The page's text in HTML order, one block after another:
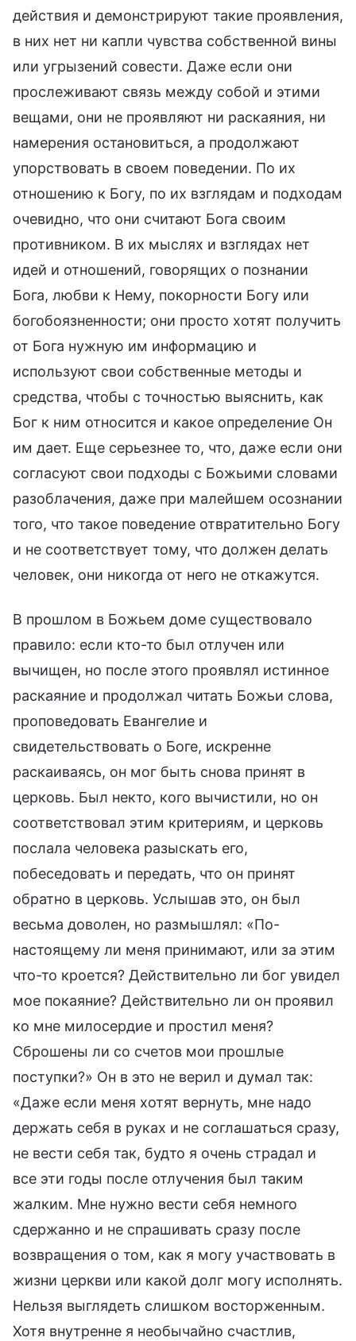
действия и демонстрируют такие проявления,
в них нет ни капли чувства собственной вины
или угрызений совести. Даже если они
прослеживают связь между собой и этими
вещами, они не проявляют ни раскаяния, ни
намерения остановиться, а продолжают
упорствовать в своем поведении. По их
отношению к Богу, по их взглядам и подходам
очевидно, что они считают Бога своим
противником. В их мыслях и взглядах нет
идей и отношений, говорящих о познании
Бога, любви к Нему, покорности Богу или
богобоязненности; они просто хотят получить
от Бога нужную им информацию и
используют свои собственные методы и
средства, чтобы с точностью выяснить, как
Бог к ним относится и какое определение Он
им дает. Еще серьезнее то, что, даже если они
согласуют свои подходы с Божьими словами
разоблачения, даже при малейшем осознании
того, что такое поведение отвратительно Богу
и не соответствует тому, что должен делать
человек, они никогда от него не откажутся.
В прошлом в Божьем доме существовало
правило: если кто-то был отлучен или
вычищен, но после этого проявлял истинное
раскаяние и продолжал читать Божьи слова,
проповедовать Евангелие и
свидетельствовать о Боге, искренне
раскаиваясь, он мог быть снова принят в
церковь. Был некто, кого вычистили, но он
соответствовал этим критериям, и церковь
послала человека разыскать его,
побеседовать и передать, что он принят
обратно в церковь. Услышав это, он был
весьма доволен, но размышлял: «По-
настоящему ли меня принимают, или за этим
что-то кроется? Действительно ли бог увидел
мое покаяние? Действительно ли он проявил
ко мне милосердие и простил меня?
Сброшены ли со счетов мои прошлые
поступки?» Он в это не верил и думал так:
«Даже если меня хотят вернуть, мне надо
держать себя в руках и не соглашаться сразу,
не вести себя так, будто я очень страдал и
все эти годы после отлучения был таким
жалким. Мне нужно вести себя немного
сдержанно и не спрашивать сразу после
возвращения о том, как я могу участвовать в
жизни церкви или какой долг могу исполнять.
Нельзя выглядеть слишком восторженным.
Хотя внутренне я необычайно счастлив,